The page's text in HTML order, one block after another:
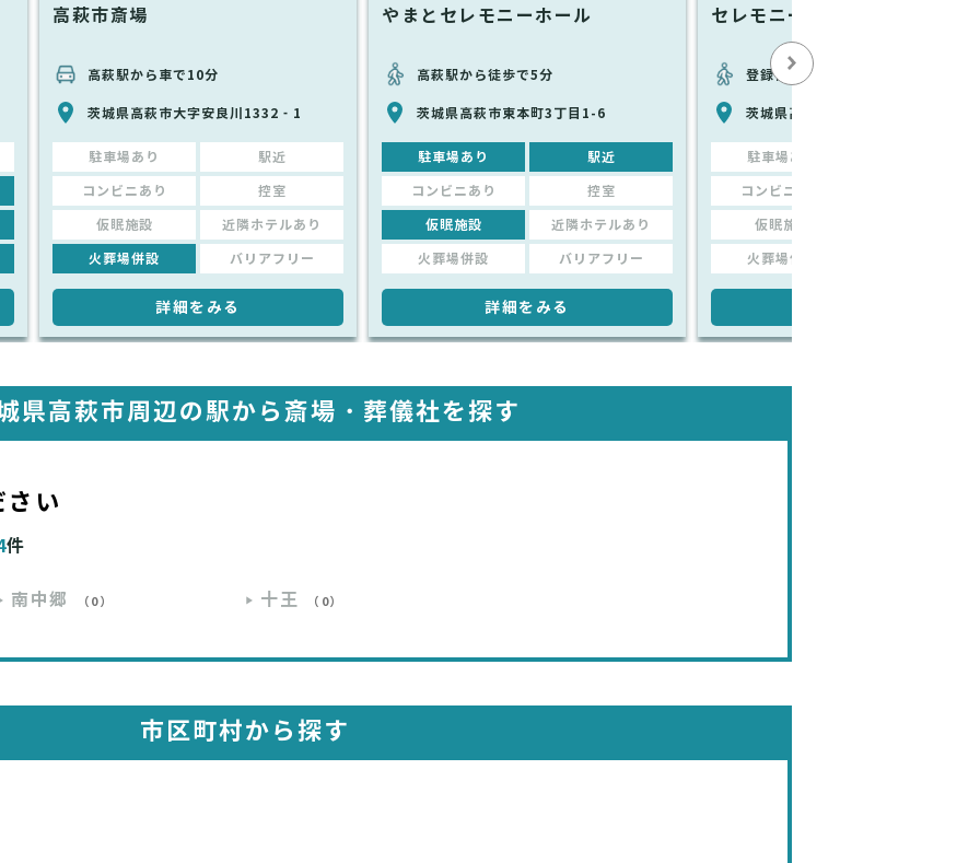
高萩市斎場
高萩駅から車で10分
茨城県高萩市大字安良川1332‐1
駐車場あり 駅近
コンビニあり 控室
仮眠施設 近隣ホテルあり
火葬場併設 バリアフリー
詳細をみる
やまとセレモニーホール
高萩駅から徒歩で5分
茨城県高萩市東本町3丁目1-6
駐車場あり 駅近
コンビニあり 控室
仮眠施設 近隣ホテルあり
火葬場併設 バリアフリー
詳細をみる
セレモニーホール萩
登録情報なし
茨城県高萩市上手綱1355-5
駐車場あり
コンビニあり
仮眠施設
火葬場併設
県高萩市周辺の駅から 斎場・葬儀社を探す
い
件
南中郷 （0） 十王 （0）
市区町村から探す